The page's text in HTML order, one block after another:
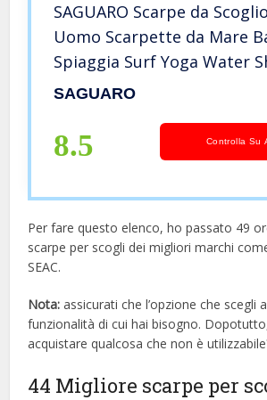
SAGUARO Scarpe da
Uomo Scarpette da Mare
Spiaggia Surf Yoga Water
Immersione Nuotare Sport
SAGUARO
8.5 Controlla Su
Per fare questo elenco, ho passato 49
scarpe per scogli dei migliori marchi
SEAC.
Nota: assicurati che l’opzione che scegli
funzionalità di cui hai bisogno.
acquistare qualcosa che non è
44 Migliore scarpe per